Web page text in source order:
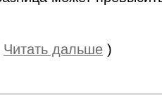
Читать дальше )